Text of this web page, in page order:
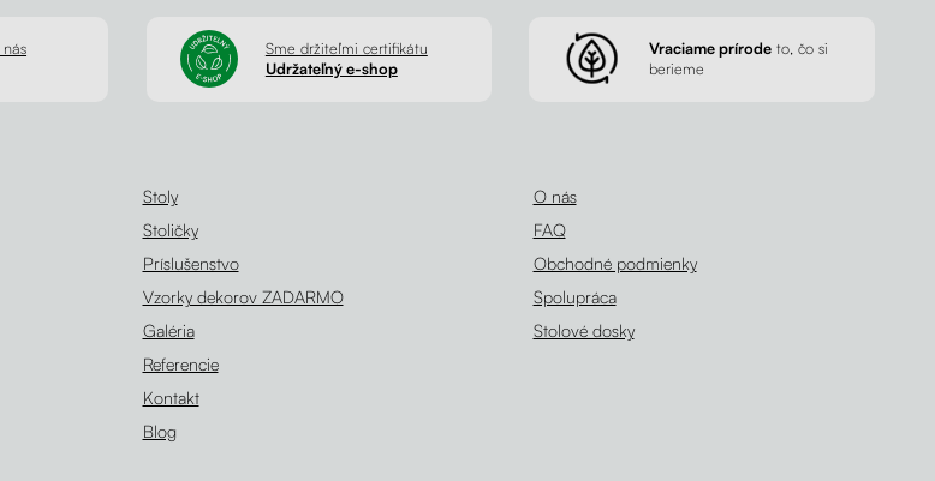
nás
Sme držiteľmi certifikátu
Udržateľný e-shop
Vraciame prírodeto, čo si
berieme
Stoly
Stoličky
Príslušenstvo
Vzorky dekorov ZADARMO
Galéria
Referencie
Kontakt
Blog
O nás
FAQ
Obchodné podmienky
Spolupráca
Stolové dosky